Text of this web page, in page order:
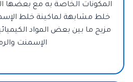
المكونات الخاصة به مع بعضها
خلط مشابهة لماكينة خلط
مزيج ما بين بعض المواد
الإسمنت